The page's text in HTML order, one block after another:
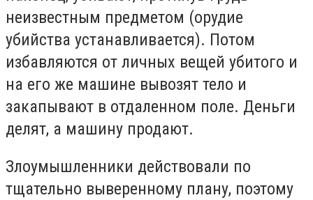
неизвестным предметом (орудие
убийства устанавливается). Потом
избавляются от личных вещей убитого и
на его же машине вывозят тело и
закапывают в отдаленном поле. Деньги
делят, а машину продают.
Злоумышленники действовали по
тщательно выверенному плану, поэтому